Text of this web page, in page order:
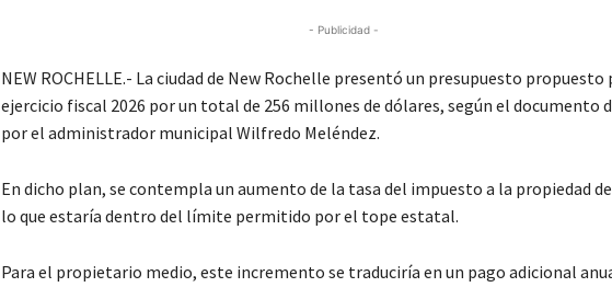
- Publicidad -
NEW ROCHELLE.- La ciudad de New Rochelle presentó un presupuesto propuesto
ejercicio fiscal 2026 por un total de 256 millones de dólares, según el documento
por el administrador municipal Wilfredo Meléndez.
En dicho plan, se contempla un aumento de la tasa del impuesto a la propiedad
lo que estaría dentro del límite permitido por el tope estatal.
Para el propietario medio, este incremento se traduciría en un pago adicional